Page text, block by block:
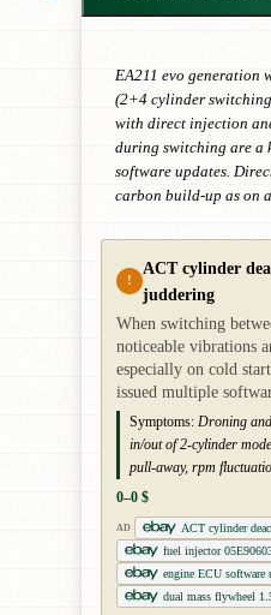
EA211 evo generation
(2+4 cylinder
with direct injection
during switching are a
software updates.
carbon build-up as on
!
ACT cylinder
juddering
When switching
noticeable vibrations
especially on cold
issued multiple
Symptoms: Droning
in/out of 2-cylinder
pull-away, rpm
0–0 $
AD
ACT cylinder
fuel injector
engine ECU software
dual mass flywheel